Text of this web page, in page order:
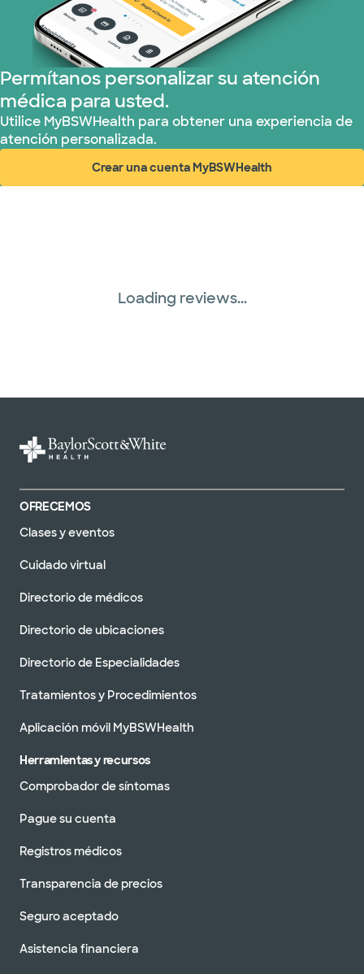
Permítanos personalizar su atención
médica para usted.
Utilice MyBSWHealth para obtener una experiencia de
atención personalizada.
Crear una cuenta MyBSWHealth
(abre en ventana nueva)
Loading reviews...
OFRECEMOS
Clases y eventos
Cuidado virtual
Directorio de médicos
Directorio de ubicaciones
Directorio de Especialidades
Tratamientos y Procedimientos
Aplicación móvil MyBSWHealth
Herramientas y recursos
Comprobador de síntomas
Pague su cuenta
Registros médicos
Transparencia de precios
Seguro aceptado
Asistencia financiera